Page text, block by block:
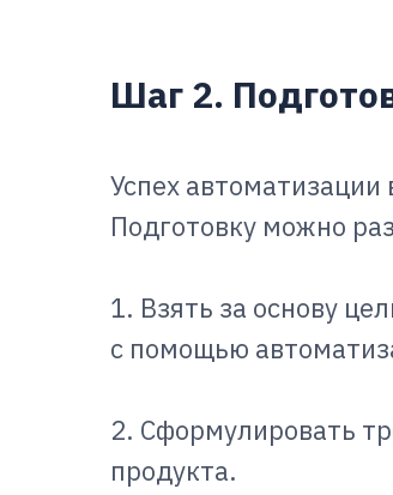
Шаг 2.
Успех автоматизации
Подготовку можно
1. Взять за основу
с помощью
2. Сформулировать
продукта.